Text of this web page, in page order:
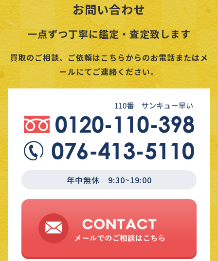
お問い合わせ
一点ずつ丁寧に鑑定・査定致します
買取のご相談、ご依頼はこちらからのお電話またはメ
ールにてご連絡ください。
年中無休 9:30~19:00